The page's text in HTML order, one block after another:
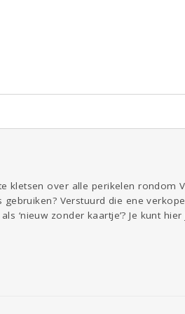
Beauty
kletsen over alle perikelen rondom
gebruiken? Verstuurd die ene
‘nieuw zonder kaartje’? Je kunt hier